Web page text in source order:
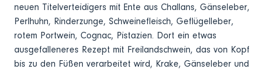
neuen Titelverteidigers mit Ente aus Challans, Gänseleber,
Perlhuhn, Rinderzunge, Schweinefleisch, Geflügelleber,
rotem Portwein, Cognac, Pistazien. Dort ein etwas
ausgefalleneres Rezept mit Freilandschwein, das von Kopf
bis zu den Füßen verarbeitet wird, Krake, Gänseleber und